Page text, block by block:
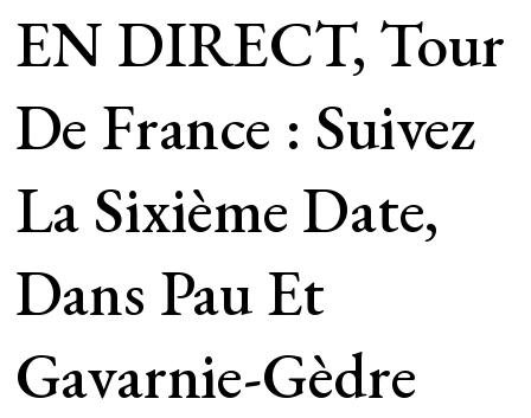
EN DIRECT, Tour
De France : Suivez
La Sixième Date,
Dans Pau Et
Gavarnie-Gèdre